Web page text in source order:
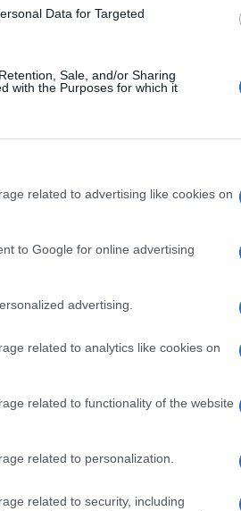
Data for Targeted
Sale, and/or Sharing
with the Purposes for which it
related to advertising like cookies on
to Google for online advertising
advertising.
related to analytics like cookies on
related to functionality of the website
related to personalization.
related to security, including
rappresentante
dal club del suo
Brian Oliván e Alejo
per i ‘gialli’, il
e Thierno Barry,
Cabrera, i primi a far
di Ilias al sesto
brillante di un primo
ultimi istanti. Da
di squadra di Alex
un vero mal di testa